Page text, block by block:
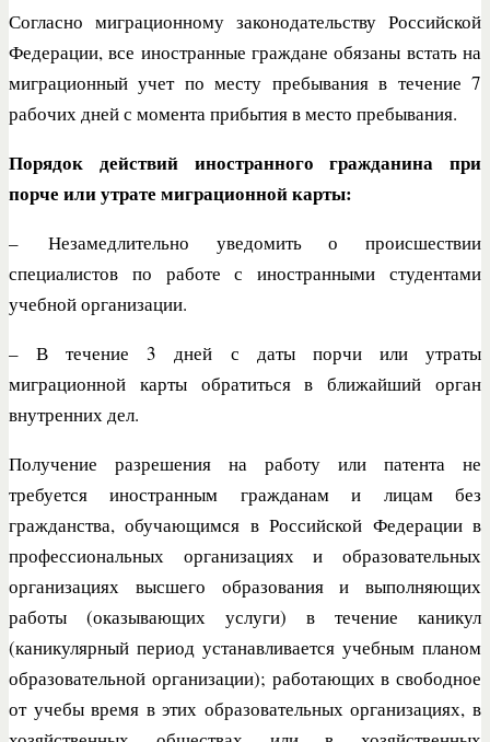
Согласно миграционному законодательству Российской
Федерации, все иностранные граждане обязаны встать на
миграционный учет по месту пребывания в течение 7
рабочих дней с момента прибытия в место пребывания.
Порядок действий иностранного гражданина при
порче или утрате миграционной карты:
– Незамедлительно уведомить о происшествии
специалистов по работе с иностранными студентами
учебной организации.
– В течение 3 дней с даты порчи или утраты
миграционной карты обратиться в ближайший орган
внутренних дел.
Получение разрешения на работу или патента не
требуется иностранным гражданам и лицам без
гражданства, обучающимся в Российской Федерации в
профессиональных организациях и образовательных
организациях высшего образования и выполняющих
работы (оказывающих услуги) в течение каникул
(каникулярный период устанавливается учебным планом
образовательной организации); работающих в свободное
от учебы время в этих образовательных организациях, в